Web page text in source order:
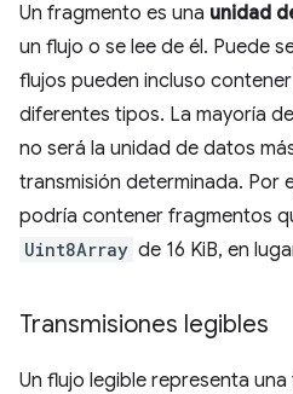
Un fragmento es una unidad
un flujo o se lee de él. Puede
flujos pueden incluso
diferentes tipos. La mayoría
no será la unidad de datos
transmisión determinada. Por
podría contener fragmentos
Uint8Array de 16 KiB, en
Transmisiones legibles
Un flujo legible representa